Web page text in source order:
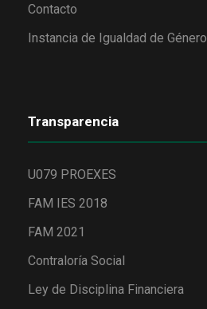
Contacto
Instancia de Igualdad de Género
Transparencia
U079 PROEXES
FAM IES 2018
FAM 2021
Contraloría Social
Ley de Disciplina Financiera